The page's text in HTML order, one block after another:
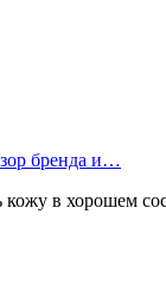
бренда и…
в хорошем